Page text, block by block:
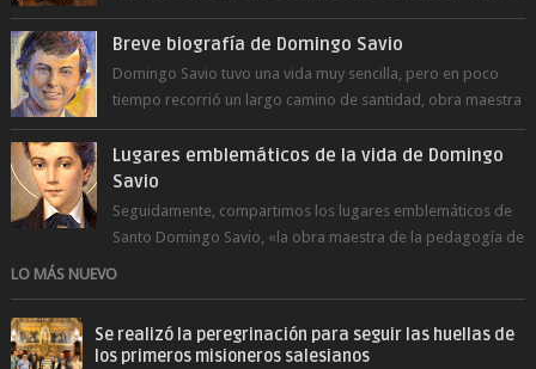
día le pide a Don Bosco...
Breve biografía de Domingo Savio
Domingo Savio tuvo una vida muy sencilla, pero en poco
tiempo recorrió un largo camino de santidad, obra maestra
del Espíritu Santo y fr...
Lugares emblemáticos de la vida de Domingo
Savio
Seguidamente, compartimos los lugares emblemáticos de
Santo Domingo Savio, «la obra maestra de la pedagogía de
Don Bosco». San Giovann...
LO MÁS NUEVO
Se realizó la peregrinación para seguir las huellas de
los primeros misioneros salesianos